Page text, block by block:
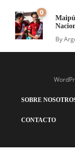
0
By
SOBRE
CONTACTO